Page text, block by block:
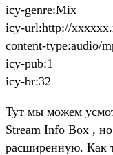
icy-genre:Mix
icy-url:http://
content-type:audio/
icy-pub:1
icy-br:32
Тут мы можем
Stream Info Box ,
расширенную. Как